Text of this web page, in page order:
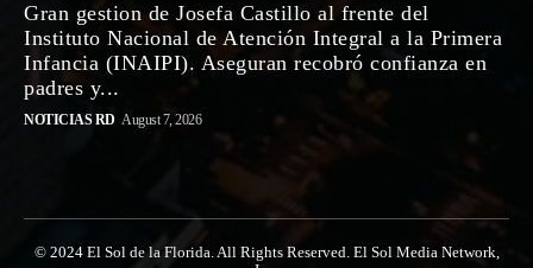
Gran gestion de Josefa Castillo al frente del
Instituto Nacional de Atención Integral a la Primera
Infancia (INAIPI). Aseguran recobró confianza en
padres y...
NOTICIAS RD August 7, 2026
© 2024 El Sol de la Florida. All Rights Reserved. El Sol Media Network,